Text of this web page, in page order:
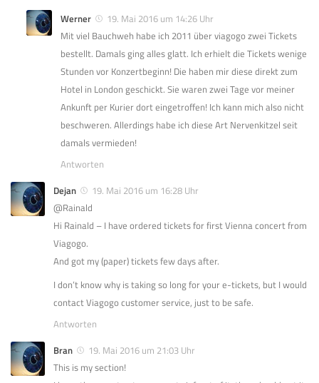
Werner
19. Mai 2016 um 14:26 Uhr
Mit viel Bauchweh habe ich 2011 über viagogo zwei Tickets
bestellt. Damals ging alles glatt. Ich erhielt die Tickets wenige
Stunden vor Konzertbeginn! Die haben mir diese direkt zum
Hotel in London geschickt. Sie waren zwei Tage vor meiner
Ankunft per Kurier dort eingetroffen! Ich kann mich also nicht
beschweren. Allerdings habe ich diese Art Nervenkitzel seit
damals vermieden!
Antworten
Dejan
19. Mai 2016 um 16:28 Uhr
@Rainald
Hi Rainald – I have ordered tickets for first Vienna concert from
Viagogo.
And got my (paper) tickets few days after.
I don’t know why is taking so long for your e-tickets, but I would
contact Viagogo customer service, just to be safe.
Antworten
Bran
19. Mai 2016 um 21:03 Uhr
This is my section!